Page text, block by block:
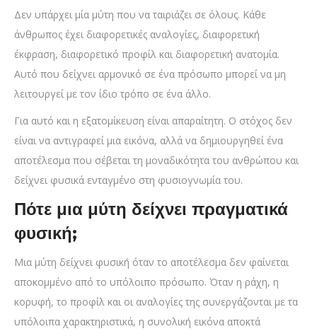
Δεν υπάρχει μία μύτη που να ταιριάζει σε όλους. Κάθε
άνθρωπος έχει διαφορετικές αναλογίες, διαφορετική
έκφραση, διαφορετικό προφίλ και διαφορετική ανατομία.
Αυτό που δείχνει αρμονικό σε ένα πρόσωπο μπορεί να μη
λειτουργεί με τον ίδιο τρόπο σε ένα άλλο.
Για αυτό και η εξατομίκευση είναι απαραίτητη. Ο στόχος δεν
είναι να αντιγραφεί μια εικόνα, αλλά να δημιουργηθεί ένα
αποτέλεσμα που σέβεται τη μοναδικότητα του ανθρώπου και
δείχνει φυσικά ενταγμένο στη φυσιογνωμία του.
Πότε μια μύτη δείχνει πραγματικά
φυσική;
Μια μύτη δείχνει φυσική όταν το αποτέλεσμα δεν φαίνεται
αποκομμένο από το υπόλοιπο πρόσωπο. Όταν η ράχη, η
κορυφή, το προφίλ και οι αναλογίες της συνεργάζονται με τα
υπόλοιπα χαρακτηριστικά, η συνολική εικόνα αποκτά